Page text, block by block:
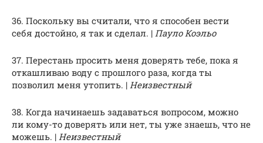
36. Поскольку вы считали, что я способен вести
себя достойно, я так и сделал. | Пауло Коэльо
37. Перестань просить меня доверять тебе, пока я
откашливаю воду с прошлого раза, когда ты
позволил меня утопить. | Неизвестный
38. Когда начинаешь задаваться вопросом, можно
ли кому-то доверять или нет, ты уже знаешь, что не
можешь. | Неизвестный